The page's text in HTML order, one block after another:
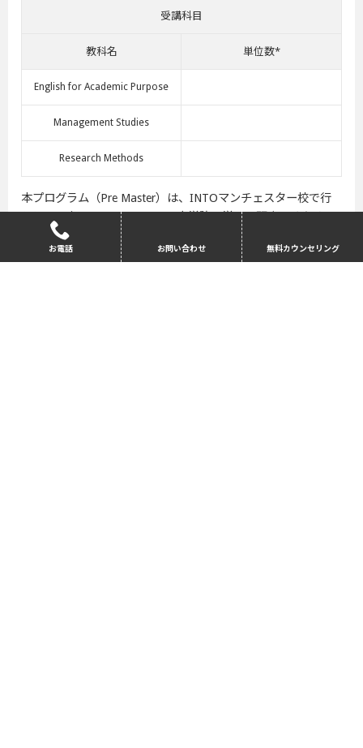
受講科目
教科名 単位数*
English for Academic Purpose
Management Studies
Research Methods
本プログラム（Pre Master）は、INTOマンチェスター校で行
われています。Pre Masterでは大学院で学習・研究するための
高い英語力と数々の学習スキル（リサーチ力やアカデミックラ
イティングスキルなど）を習得しますが、専攻に沿った基礎は
お電話 お問い合わせ 無料カウンセリング